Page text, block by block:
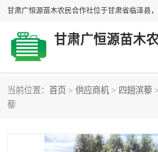
甘肃广恒源苗木
当前位置： 首页 > 供应商机 > 四翅滨藜
藜
圆冠榆